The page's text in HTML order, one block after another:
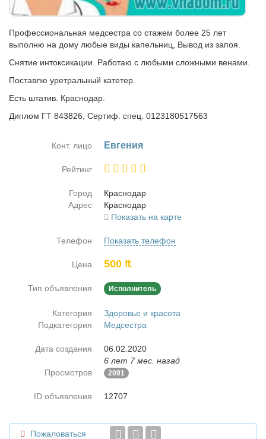
Профессиональная медсестра со стажем более 25 лет
выполню на дому любые виды капельниц, Вывод из запоя.
Снятие интоксикации. Работаю с любыми сложными венами.
Поставлю уретральный катетер.
Есть штатив. Краснодар.
Диплом ГТ 843826, Сертиф. спец. 0123180517563
Конт. лицо Ев­ге­ния
Рейтинг
Город
Крас­но­дар
Адрес
Крас­но­дар
Показать на карте
Телефон Показать телефон
Цена 500 ₶
Тип объявления Исполнитель
Категория
Здоровье и красота
Подкатегория
Медсестра
Дата создания
06.02.2020
6 лет 7 мес. назад
Просмотров
2091
ID объявления 12707
Пожаловаться